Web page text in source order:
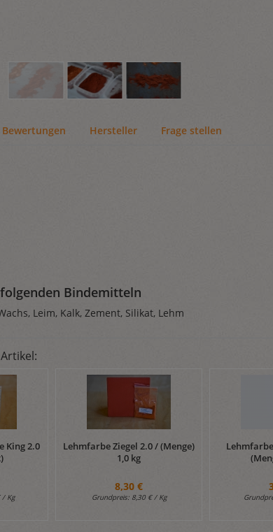
Bewertungen Hersteller Frage stellen
Bindemitteln
Leim, Kalk, Zement, Silikat, Lehm
King 2.0
/ Kg
Lehmfarbe Ziegel 2.0 / (Menge)
1,0 kg
8,30 €
Grundpreis: 8,30 € / Kg